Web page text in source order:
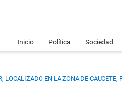
Inicio Política Sociedad
LOCALIZADO EN LA ZONA DE CAUCETE,